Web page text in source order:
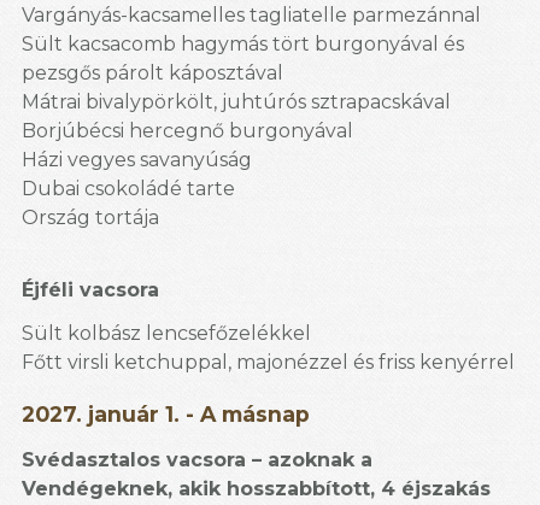
Vargányás-kacsamelles tagliatelle parmezánnal
Sült kacsacomb hagymás tört burgonyával és
pezsgős párolt káposztával
Mátrai bivalypörkölt, juhtúrós sztrapacskával
Borjúbécsi hercegnő burgonyával
Házi vegyes savanyúság
Dubai csokoládé tarte
Ország tortája
Éjféli vacsora
Sült kolbász lencsefőzelékkel
Főtt virsli ketchuppal, majonézzel és friss kenyérrel
2027. január 1. - A másnap
Svédasztalos vacsora – azoknak a
Vendégeknek, akik hosszabbított, 4 éjszakás